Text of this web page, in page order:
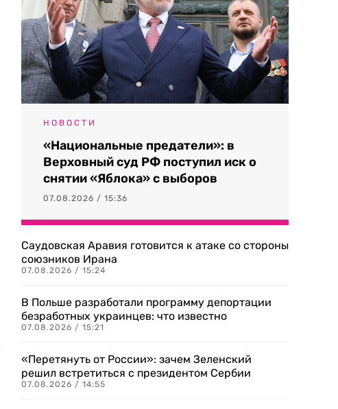
НОВОСТИ
«Национальные предатели»: в
Верховный суд РФ поступил иск о
снятии «Яблока» с выборов
07.08.2026 / 15:36
Саудовская Аравия готовится к атаке со стороны
союзников Ирана
07.08.2026 / 15:24
В Польше разработали программу депортации
безработных украинцев: что известно
07.08.2026 / 15:21
«Перетянуть от России»: зачем Зеленский
решил встретиться с президентом Сербии
07.08.2026 / 14:55